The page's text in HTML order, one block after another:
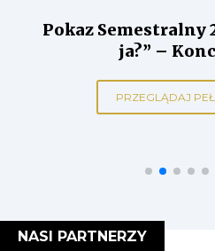
Pokaz Semestralny
ja?” –
PRZEGLĄDAJ
NASI PARTNERZY